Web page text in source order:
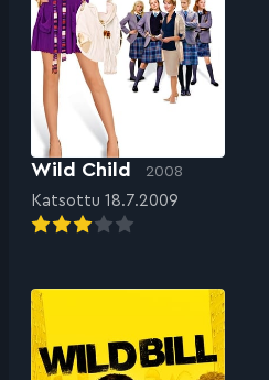
Wild Child 2008
Katsottu 18.7.2009